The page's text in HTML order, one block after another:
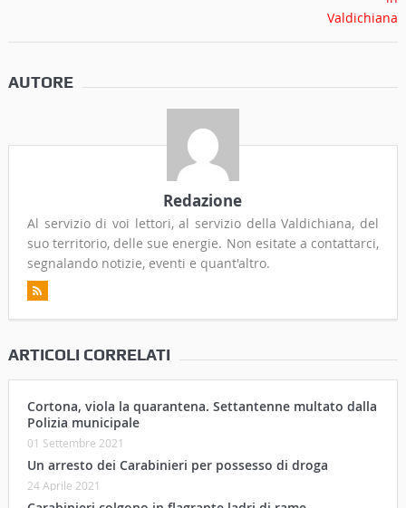
AUTORE
Redazione
Al servizio di voi lettori, al servizio della Valdichiana, del
suo territorio, delle sue energie. Non esitate a contattarci,
segnalando notizie, eventi e quant'altro.
ARTICOLI CORRELATI
Cortona, viola la quarantena. Settantenne multato dalla
Polizia municipale
01 Settembre 2021
Un arresto dei Carabinieri per possesso di droga
24 Aprile 2021